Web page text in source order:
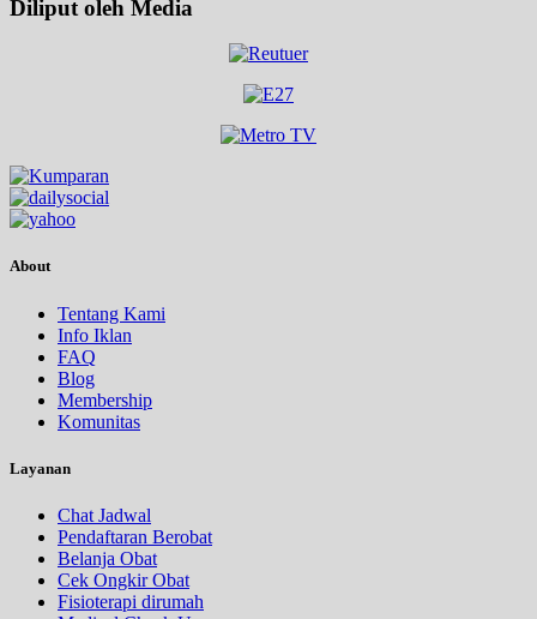
Diliput oleh Media
About
Tentang Kami
Info Iklan
FAQ
Blog
Membership
Komunitas
Layanan
Chat Jadwal
Pendaftaran Berobat
Belanja Obat
Cek Ongkir Obat
Fisioterapi dirumah